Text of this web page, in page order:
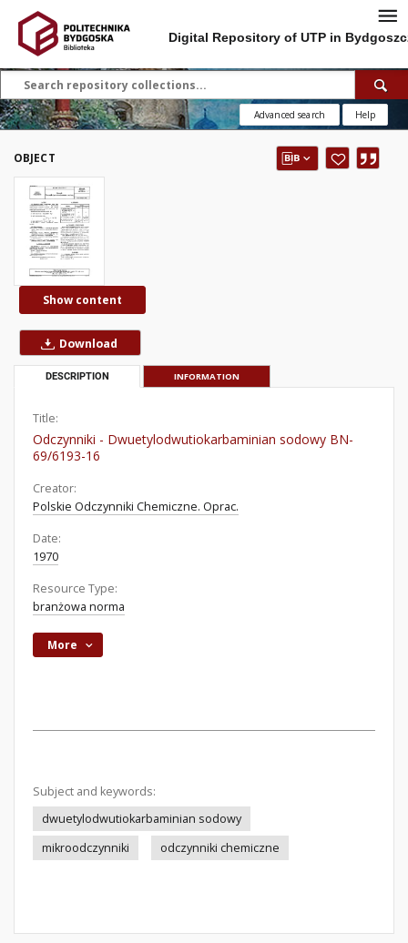
Digital Repository of UTP in
Advanced search Help
OBJECT
Show content
Download
DESCRIPTION INFORMATION
Title:
Odczynniki - Dwuetylodwutiokarbaminian sodowy BN-
69/6193-16
Creator:
Polskie Odczynniki Chemiczne. Oprac.
Date:
1970
Resource Type:
branżowa norma
More
Subject and keywords:
dwuetylodwutiokarbaminian sodowy
mikroodczynniki
odczynniki chemiczne